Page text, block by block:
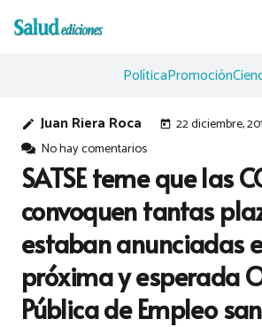
PolíticaPromoción
edit Juan Riera Roca today 22 diciembre,
No hay comentarios
SATSE teme que las
convoquen tantas
estaban anunciadas
próxima y esperada
Pública de Empleo